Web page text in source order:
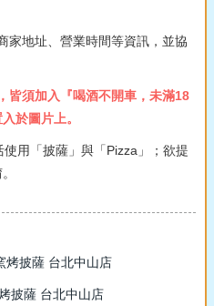
家地址、營業時間等資訊，並協
皆須加入『喝酒不開車，未滿18
於圖片上。
用「披薩」與「Pizza」；欲提
烤披薩 台北中山店
披薩 台北中山店